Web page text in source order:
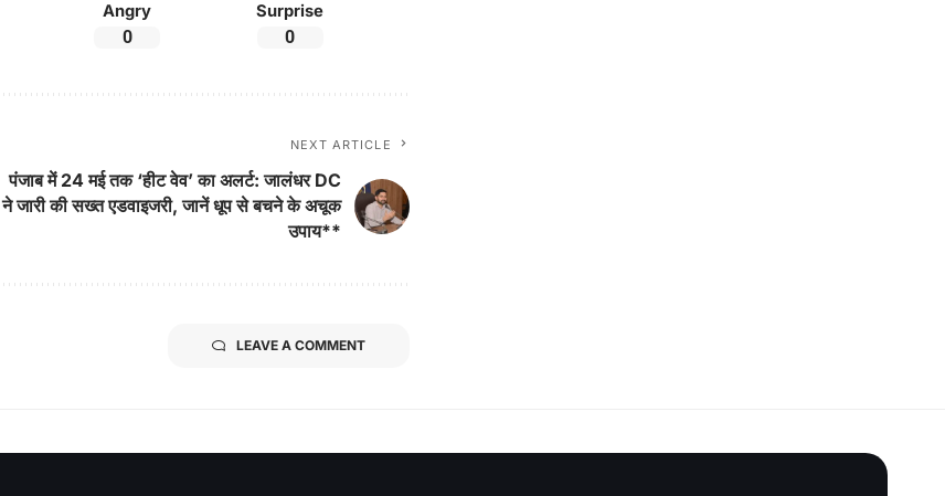
Angry
0
Surprise
0
NEXT ARTICLE
पंजाब में 24 मई तक ‘हीट वेव’ का अलर्ट: जालंधर DC
ने जारी की सख्त एडवाइजरी, जानें धूप से बचने के अचूक
उपाय**
LEAVE A COMMENT